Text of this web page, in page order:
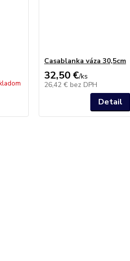
Casablanka váza 30,5cm
32,50 €/ks
26,42 € bez DPH
Detail